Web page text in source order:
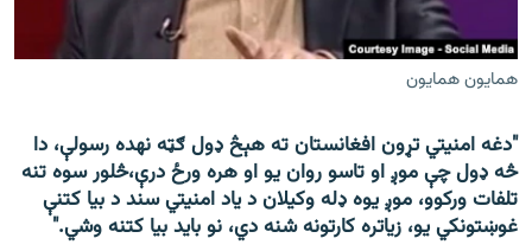
همایون همایون
"دغه امنیتي تړون افغانستان ته هېڅ ډول ګټه نه‎ده رسولې، دا
څه ډول چې موږ او تاسو روان یو او هره ورځ درې،څلور سوه تنه
تلفات ورکوو، موږ يوه ډله وکیلان د ياد امنیتي سند د بیا کتنې
غوښتونکي یو، زیاتره کارتونه شنه دي، نو باید بیا کتنه وشي."